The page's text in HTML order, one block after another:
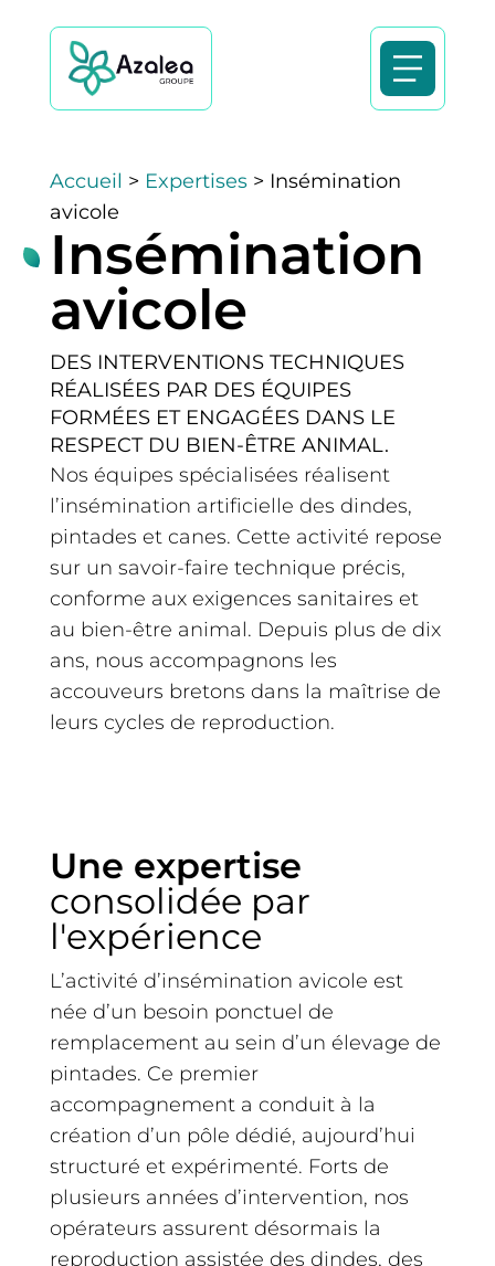
Accueil > Expertises> Insémination
avicole
Insémination
avicole
DES INTERVENTIONS TECHNIQUES
RÉALISÉES PAR DES ÉQUIPES
FORMÉES ET ENGAGÉES DANS LE
RESPECT DU BIEN-ÊTRE ANIMAL.
Nos équipes spécialisées réalisent
l’insémination artificielle des dindes,
pintades et canes. Cette activité repose
sur un savoir-faire technique précis,
conforme aux exigences sanitaires et
au bien-être animal. Depuis plus de dix
ans, nous accompagnons les
accouveurs bretons dans la maîtrise de
leurs cycles de reproduction.
Une expertise
consolidée par
l'expérience
L’activité d’insémination avicole est
née d’un besoin ponctuel de
remplacement au sein d’un élevage de
pintades. Ce premier
accompagnement a conduit à la
création d’un pôle dédié, aujourd’hui
structuré et expérimenté. Forts de
plusieurs années d’intervention, nos
opérateurs assurent désormais la
reproduction assistée des dindes, des